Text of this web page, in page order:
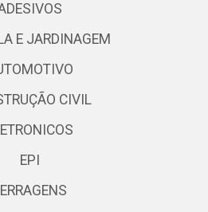
E JARDINAGEM
CIVIL
EPI